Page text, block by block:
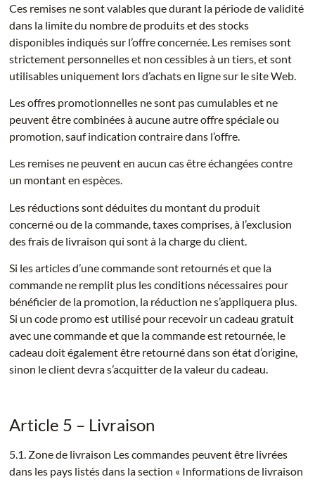
Ces remises ne sont valables que durant la période de validité
dans la limite du nombre de produits et des stocks
disponibles indiqués sur l’offre concernée. Les remises sont
strictement personnelles et non cessibles à un tiers, et sont
utilisables uniquement lors d’achats en ligne sur le site Web.
Les offres promotionnelles ne sont pas cumulables et ne
peuvent être combinées à aucune autre offre spéciale ou
promotion, sauf indication contraire dans l’offre.
Les remises ne peuvent en aucun cas être échangées contre
un montant en espèces.
Les réductions sont déduites du montant du produit
concerné ou de la commande, taxes comprises, à l’exclusion
des frais de livraison qui sont à la charge du client.
Si les articles d’une commande sont retournés et que la
commande ne remplit plus les conditions nécessaires pour
bénéficier de la promotion, la réduction ne s’appliquera plus.
Si un code promo est utilisé pour recevoir un cadeau gratuit
avec une commande et que la commande est retournée, le
cadeau doit également être retourné dans son état d’origine,
sinon le client devra s’acquitter de la valeur du cadeau.
Article 5 – Livraison
5.1. Zone de livraison Les commandes peuvent être livrées
dans les pays listés dans la section « Informations de livraison